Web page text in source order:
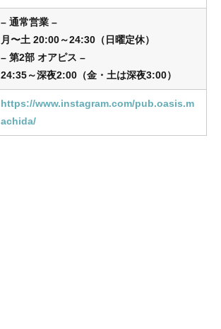
– 通常営業 –
月〜土 20:00～24:30（日曜定休）
– 第2部 オアピス –
24:35～深夜2:00（金・土は深夜3:00）
https://www.instagram.com/pub.oasis.m
achida/